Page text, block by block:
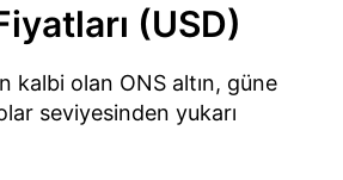
(USD)
kalbi olan ONS altın, güne
seviyesinden yukarı